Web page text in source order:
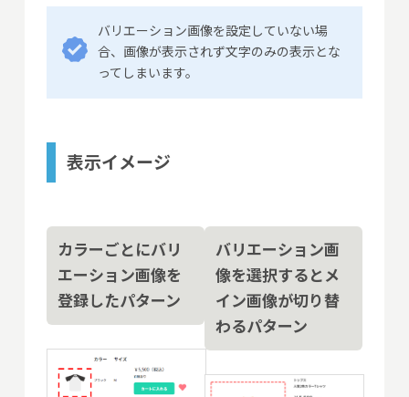
バリエーション画像を設定していない場
合、画像が表示されず文字のみの表示とな
ってしまいます。
表示イメージ
カラーごとにバリ
エーション画像を
登録したパターン
バリエーション画
像を選択するとメ
イン画像が切り替
わるパターン